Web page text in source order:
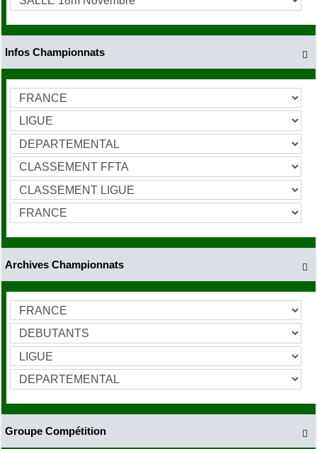

Infos Championnats

Archives Championnats

Groupe Compétition